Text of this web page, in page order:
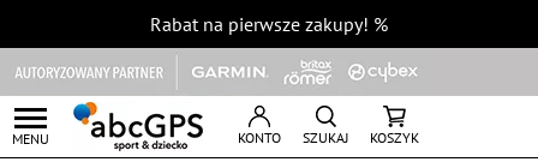
Rabat na pierwsze zakupy! %
MENU KONTO SZUKAJ KOSZYK